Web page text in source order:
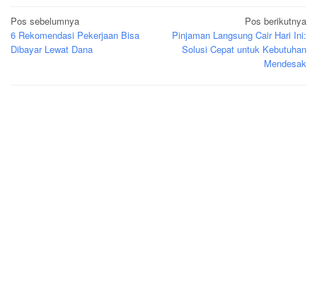
Navigasi
pos
Pos sebelumnya
6 Rekomendasi Pekerjaan Bisa
Dibayar Lewat Dana
Pos berikutnya
Pinjaman Langsung Cair Hari Ini:
Solusi Cepat untuk Kebutuhan
Mendesak